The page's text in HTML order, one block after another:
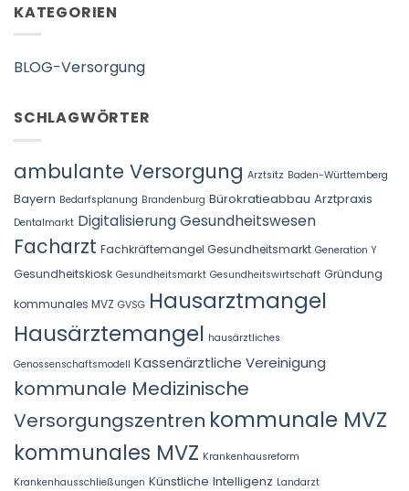
KATEGORIEN
BLOG-Versorgung
SCHLAGWÖRTER
ambulante Versorgung Arztsitz Baden-Württemberg
Bayern Bedarfsplanung Brandenburg Bürokratieabbau Arztpraxis
Dentalmarkt Digitalisierung Gesundheitswesen
Facharzt Fachkräftemangel Gesundheitsmarkt Generation Y
Gesundheitskiosk Gesundheitsmarkt Gesundheitswirtschaft Gründung
kommunales MVZ GVSG Hausarztmangel
Hausärztemangel hausärztliches
Genossenschaftsmodell Kassenärztliche Vereinigung
kommunale Medizinische
Versorgungszentren kommunale MVZ
kommunales MVZ Krankenhausreform
Krankenhausschließungen Künstliche Intelligenz Landarzt